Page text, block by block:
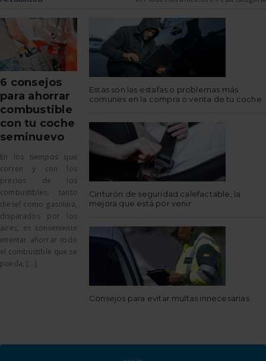
6 consejos
para ahorrar
combustible
con tu coche
seminuevo
En los tiempos que
corren y con los
precios de los
combustibles, tanto
diésel como gasolina,
disparados por los
aires, es conveniente
intentar ahorrar todo
el combustible que se
pueda, [...]
Estas son las estafas o problemas más
comunes en la compra o venta de tu coche
Cinturón de seguridad calefactable, la
mejora que está por venir
Consejos para evitar multas innecesarias